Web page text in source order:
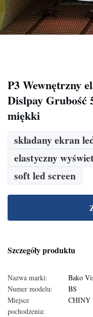
P3 Wewnętrzny
Dislpay Grubość
miękki
składany ekran
elastyczny
soft led screen
Szczegóły produktu
Nazwa marki:
Bako
Numer modelu:
BS
Miejsce
pochodzenia:
CHINY